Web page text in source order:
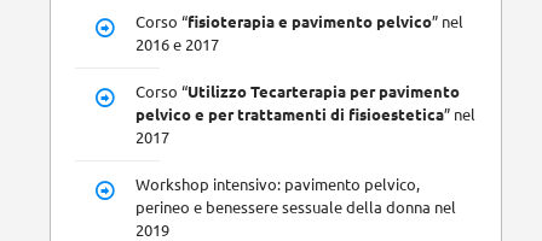
Corso “fisioterapia e pavimento pelvico” nel
2016 e 2017
Corso “Utilizzo Tecarterapia per pavimento
pelvico e per trattamenti di fisioestetica” nel
2017
Workshop intensivo: pavimento pelvico,
perineo e benessere sessuale della donna nel
2019